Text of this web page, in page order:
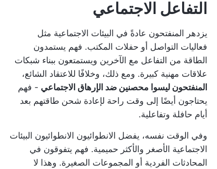
التفاعل الاجتماعي
يزدهر المنفتحون عادةً في البيئات الاجتماعية مثل
فعاليات التواصل أو حفلات المكتب. فهم يستمدون
الطاقة من التفاعل مع الآخرين ويستمتعون ببناء شبكات
علاقات مهنية كبيرة. ومع ذلك، وخلافًا للاعتقاد الشائع،
المنفتحون ليسوا محصنين ضد الإرهاق الاجتماعي - فهم
يحتاجون أيضًا إلى وقت راحة لإعادة شحن طاقتهم بعد
أيام حافلة وتفاعلية.
وفي الوقت نفسه، يفضل الانطوائيون الانطوائيون البيئات
الاجتماعية الأصغر والأكثر حميمية. فهم يتفوقون في
المحادثات الفردية أو المجموعات الصغيرة. وهذا لا